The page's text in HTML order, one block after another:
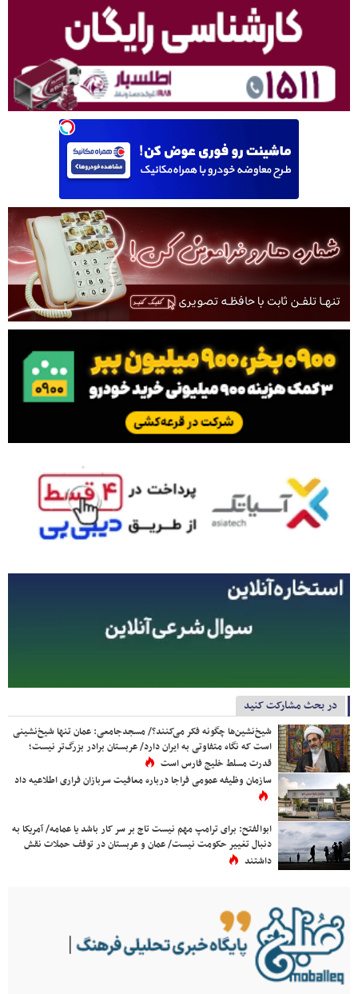
در بحث مشارکت کنید
شیخ‌نشین‌ها چگونه فکر می‌کنند؟/ مسجدجامعی: عمان تنها شیخ‌نشینی
است که نگاه متفاوتی به ایران دارد/ عربستان برادر بزرگ‌تر نیست؛
قدرت مسلط خلیج فارس است
سازمان وظیفه عمومی فراجا درباره معافیت سربازان فراری اطلاعیه داد
ابوالفتح: برای ترامپ مهم نیست تاج بر سر کار باشد یا عمامه/ آمریکا به
دنبال تغییر حکومت نیست/ عمان و عربستان در توقف حملات نقش
داشتند